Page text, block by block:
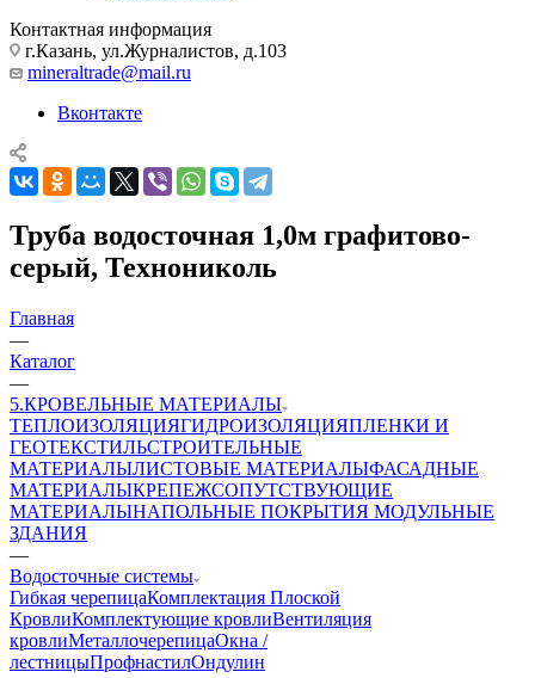
Контактная информация
г.Казань, ул.Журналистов, д.103
mineraltrade@mail.ru
Вконтакте
Труба водосточная 1,0м графитово-
серый, Технониколь
Главная
—
Каталог
—
5.КРОВЕЛЬНЫЕ МАТЕРИАЛЫ
ТЕПЛОИЗОЛЯЦИЯГИДРОИЗОЛЯЦИЯПЛЕНКИ И
ГЕОТЕКСТИЛЬСТРОИТЕЛЬНЫЕ
МАТЕРИАЛЫЛИСТОВЫЕ МАТЕРИАЛЫФАСАДНЫЕ
МАТЕРИАЛЫКРЕПЕЖСОПУТСТВУЮЩИЕ
МАТЕРИАЛЫНАПОЛЬНЫЕ ПОКРЫТИЯ МОДУЛЬНЫЕ
ЗДАНИЯ
—
Водосточные системы
Гибкая черепицаКомплектация Плоской
КровлиКомплектующие кровлиВентиляция
кровлиМеталлочерепицаОкна /
лестницыПрофнастилОндулин